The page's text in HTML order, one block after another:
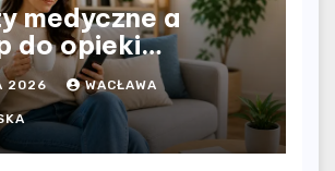
medyczne a
do opieki
bez
czasowych –
opieka daje
swobodę?
2026 WACŁAWA